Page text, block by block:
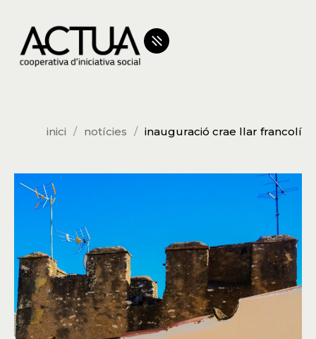
inici notícies inauguració crae llar francolí